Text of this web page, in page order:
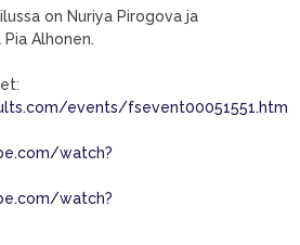
on Nuriya Pirogova ja
Alhonen.
events/fsevent00051551.htm
watch?
watch?